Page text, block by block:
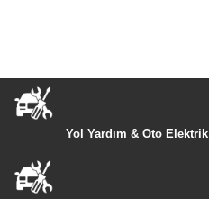
Yol Yardım & Oto Elektrik